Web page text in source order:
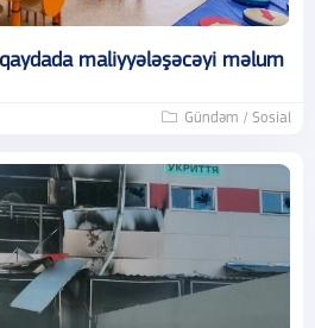
qaydada maliyyələşəcəyi məlum
Gündəm / Sosial